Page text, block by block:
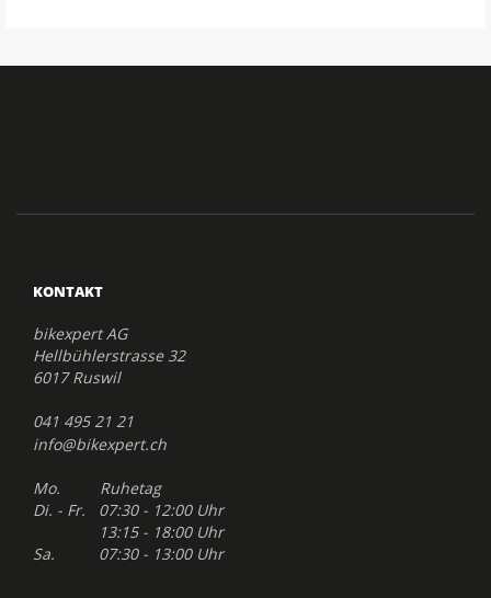
KONTAKT
bikexpert AG
Hellbühlerstrasse 32
6017 Ruswil
041 495 21 21
info@bikexpert.ch
Mo. Ruhetag
Di. - Fr. 07:30 - 12:00 Uhr
13:15 - 18:00 Uhr
Sa. 07:30 - 13:00 Uhr